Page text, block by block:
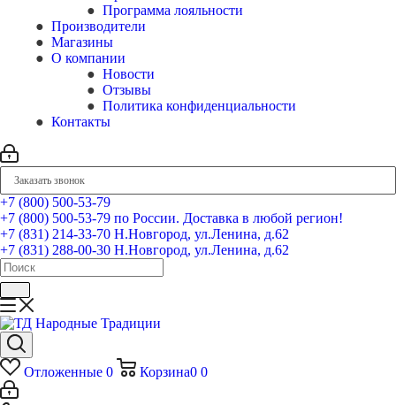
Программа лояльности
Производители
Магазины
О компании
Новости
Отзывы
Политика конфиденциальности
Контакты
Заказать звонок
+7 (800) 500-53-79
+7 (800) 500-53-79 по России. Доставка в любой регион!
+7 (831) 214-33-70 Н.Новгород, ул.Ленина, д.62
+7 (831) 288-00-30 Н.Новгород, ул.Ленина, д.62
Отложенные 0 Корзина0 0